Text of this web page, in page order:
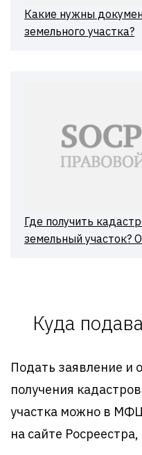
Какие нужны
земельного участка?
Где получить
земельный участок?
Куда
Подать заявление и
получения
участка можно в
на сайте